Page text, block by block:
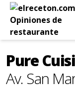
Pure
Av. San